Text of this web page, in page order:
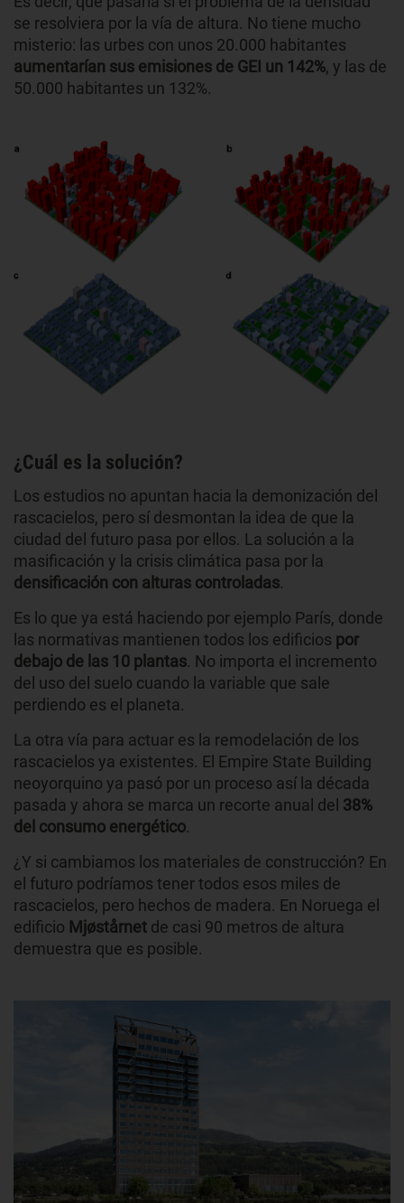
se resolviera por la vía de altura. No tiene mucho
misterio: las urbes con unos 20.000 habitantes
aumentarían sus emisiones de GEI un 142%, y las de
50.000 habitantes un 132%.
¿Cuál es la solución?
Los estudios no apuntan hacia la demonización del
rascacielos, pero sí desmontan la idea de que la
ciudad del futuro pasa por ellos. La solución a la
masificación y la crisis climática pasa por la
densificación con alturas controladas.
Es lo que ya está haciendo por ejemplo París, donde
las normativas mantienen todos los edificios por
debajo de las 10 plantas. No importa el incremento
del uso del suelo cuando la variable que sale
perdiendo es el planeta.
La otra vía para actuar es la remodelación de los
rascacielos ya existentes. El Empire State Building
neoyorquino ya pasó por un proceso así la década
pasada y ahora se marca un recorte anual del 38%
del consumo energético.
¿Y si cambiamos los materiales de construcción? En
el futuro podríamos tener todos esos miles de
rascacielos, pero hechos de madera. En Noruega el
edificio Mjøstårnet de casi 90 metros de altura
demuestra que es posible.